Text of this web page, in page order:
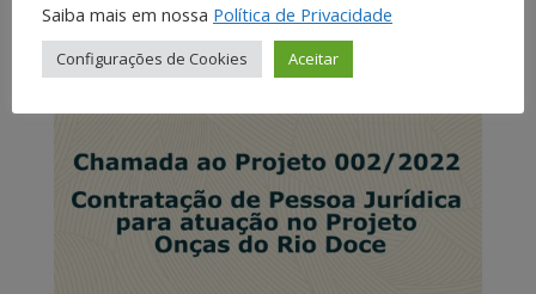
Saiba mais em nossa Política de Privacidade
Configurações de Cookies Aceitar